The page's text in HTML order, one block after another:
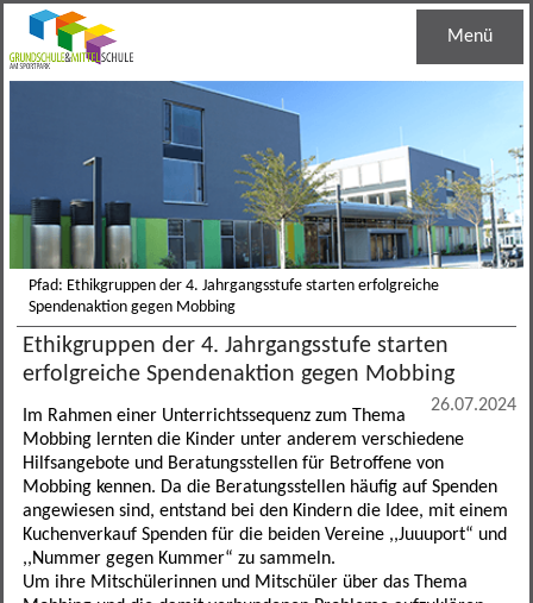
Menü
Unsere Schule
Schulleitung
Haustechnik
Jugendsozialarbeit
Schulsozialarbeit
Schulberatung
Berufseinstiegsbegleitung
Förderverein
Schulleben
Regelklassen
Ganztagesklassen
Bandklassen
Leistungssportklassen
Arbeitsgemeinschaften
Leseförderung
Grundschule
Schuleinschreibung
Lernentwicklungsgespräch
Lese- und Schreibentwicklung
Medienreferenzschule
SINUS
Mittelschule
M-Zug
Bandklassen
Schulverbund
Ganztagesklassen
Informationen
Termine
Mensa
Speiseplan
Datenschutz
Kontakt
Allgemein
Elternportal Grundschule
Pfad: Ethikgruppen der 4. Jahrgangsstufe starten erfolgreiche
Spendenaktion gegen Mobbing
Ethikgruppen der 4. Jahrgangsstufe starten
erfolgreiche Spendenaktion gegen Mobbing
26.07.2024
Im Rahmen einer Unterrichtssequenz zum Thema
Mobbing lernten die Kinder unter anderem verschiedene
Hilfsangebote und Beratungsstellen für Betroffene von
Mobbing kennen. Da die Beratungsstellen häufig auf Spenden
angewiesen sind, entstand bei den Kindern die Idee, mit einem
Kuchenverkauf Spenden für die beiden Vereine ,,Juuuport“ und
,,Nummer gegen Kummer“ zu sammeln.
Um ihre Mitschülerinnen und Mitschüler über das Thema